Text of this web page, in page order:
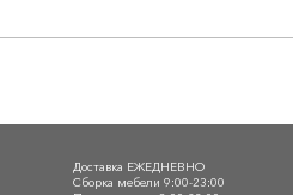
Доставка ЕЖЕДНЕВНО
Сборка мебели 9:00-23:00